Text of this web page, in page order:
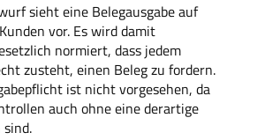
sieht eine Belegausgabe auf
vor. Es wird damit
normiert, dass jedem
zusteht, einen Beleg zu fordern.
ist nicht vorgesehen, da
auch ohne eine derartige